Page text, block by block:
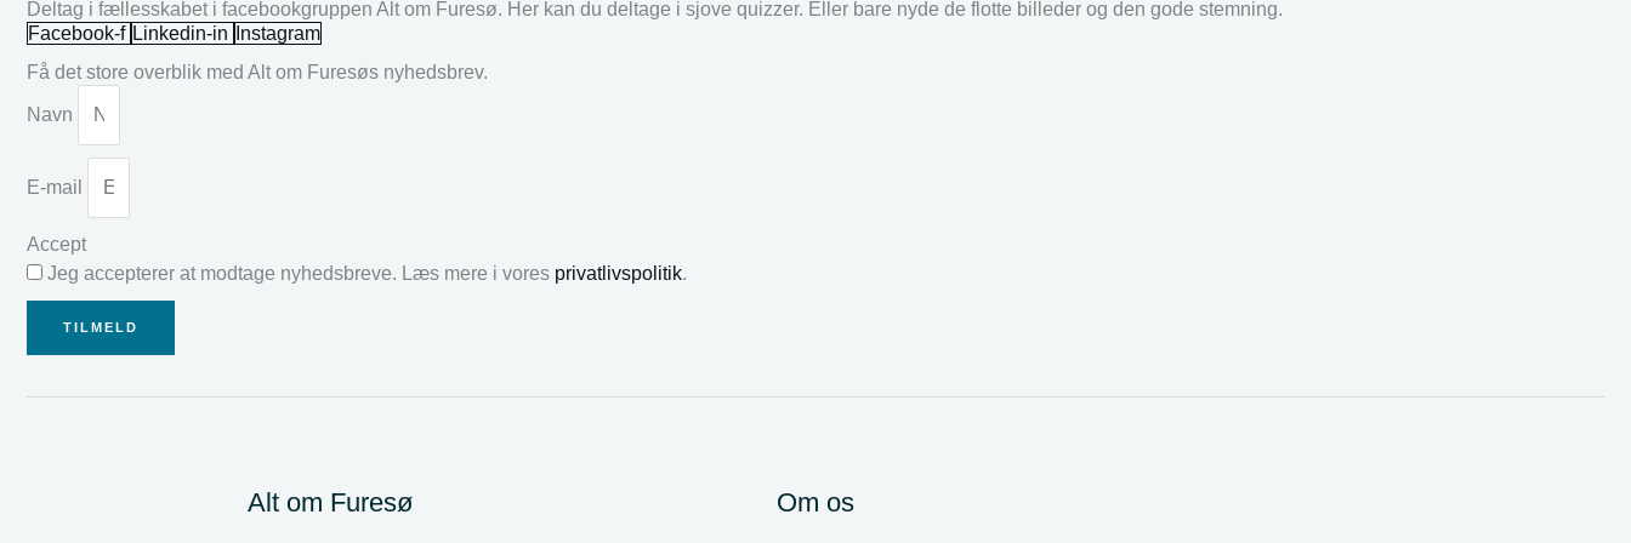
Deltag i fællesskabet i facebookgruppen Alt om Furesø. Her kan du deltage i sjove quizzer. Eller bare nyde de flotte billeder og den gode stemning.
Facebook-f Linkedin-in
Instagram
Få det store overblik med Alt om Furesøs nyhedsbrev.
Navn
E-mail
Accept
Jeg accepterer at modtage nyhedsbreve. Læs mere i vores privatlivspolitik.
TILMELD
Alt om Furesø Om os